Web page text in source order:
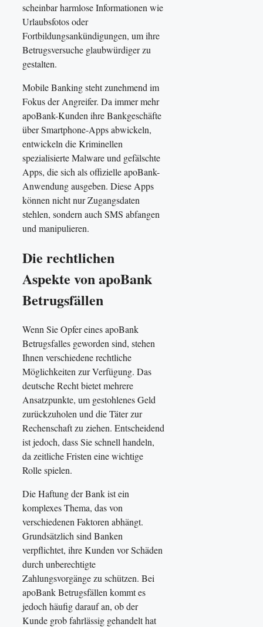
scheinbar harmlose Informationen wie
Urlaubsfotos oder
Fortbildungsankündigungen, um ihre
Betrugsversuche glaubwürdiger zu
gestalten.
Mobile Banking steht zunehmend im
Fokus der Angreifer. Da immer mehr
apoBank-Kunden ihre Bankgeschäfte
über Smartphone-Apps abwickeln,
entwickeln die Kriminellen
spezialisierte Malware und gefälschte
Apps, die sich als offizielle apoBank-
Anwendung ausgeben. Diese Apps
können nicht nur Zugangsdaten
stehlen, sondern auch SMS abfangen
und manipulieren.
Die rechtlichen
Aspekte von apoBank
Betrugsfällen
Wenn Sie Opfer eines apoBank
Betrugsfalles geworden sind, stehen
Ihnen verschiedene rechtliche
Möglichkeiten zur Verfügung. Das
deutsche Recht bietet mehrere
Ansatzpunkte, um gestohlenes Geld
zurückzuholen und die Täter zur
Rechenschaft zu ziehen. Entscheidend
ist jedoch, dass Sie schnell handeln,
da zeitliche Fristen eine wichtige
Rolle spielen.
Die Haftung der Bank ist ein
komplexes Thema, das von
verschiedenen Faktoren abhängt.
Grundsätzlich sind Banken
verpflichtet, ihre Kunden vor Schäden
durch unberechtigte
Zahlungsvorgänge zu schützen. Bei
apoBank Betrugsfällen kommt es
jedoch häufig darauf an, ob der
Kunde grob fahrlässig gehandelt hat